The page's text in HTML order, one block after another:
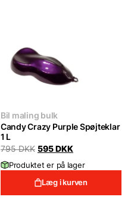
Bil maling bulk
Candy Crazy Purple Spøjteklar
1 L
795DKK Original
was:
595DKKCurrent
is:
Produktet er på lager
Læg i kurven